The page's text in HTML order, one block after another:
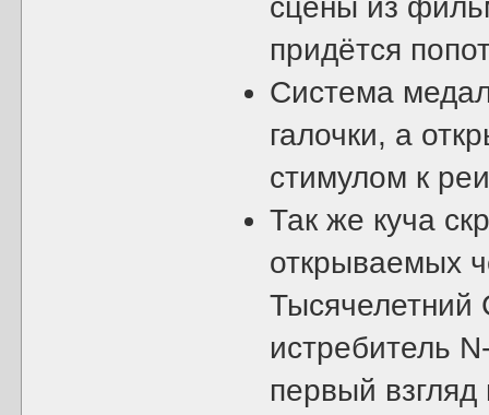
сцены из
придётся
Система
галочки, а
стимулом к
Так же куча
открываемых
Тысячелетний
истребитель
первый